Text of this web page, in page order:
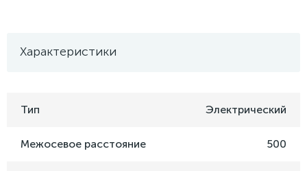
Характеристики
Тип Электрический
Межосевое расстояние 500